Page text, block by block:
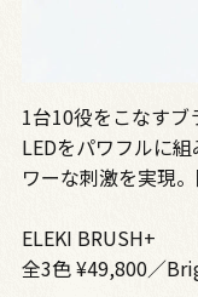
1台10役をこなすブ
LEDをパワフルに
ワーな刺激を実現
ELEKI BRUSH+
全3色 ¥49,800／